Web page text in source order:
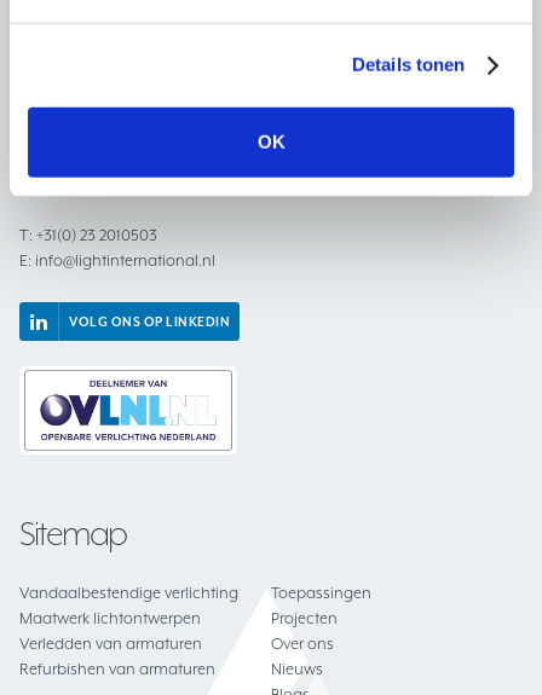
Details tonen
OK
T: +31(0) 23 2010503
E: info@lightinternational.nl
VOLG ONS OP LINKEDIN
Sitemap
Vandaalbestendige verlichting
Maatwerk lichtontwerpen
Verledden van armaturen
Refurbishen van armaturen
Toepassingen
Projecten
Over ons
Nieuws